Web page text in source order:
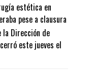
estética en
pese a clausura
la Dirección de
este jueves el